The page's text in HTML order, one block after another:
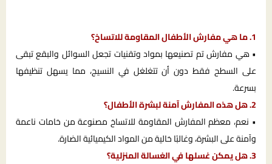
1. ما هي مفارش الأطفال المقاومة للاتساخ؟
• هي مفارش تم تصنيعها بمواد وتقنيات تجعل السوائل والبقع تبقى
على السطح فقط دون أن تتغلغل في النسيج، مما يسهل تنظيفها
بسرعة.
2. هل هذه المفارش آمنة لبشرة الأطفال؟
• نعم، معظم المفارش المقاومة للاتساخ مصنوعة من خامات ناعمة
وآمنة على البشرة، وغالبًا خالية من المواد الكيميائية الضارة.
3. هل يمكن غسلها في الغسالة المنزلية؟